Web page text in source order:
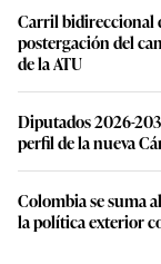
Carril bidireccional
postergación del
de la ATU
Diputados 2026-
perfil de la nueva
Colombia se suma
la política exterior